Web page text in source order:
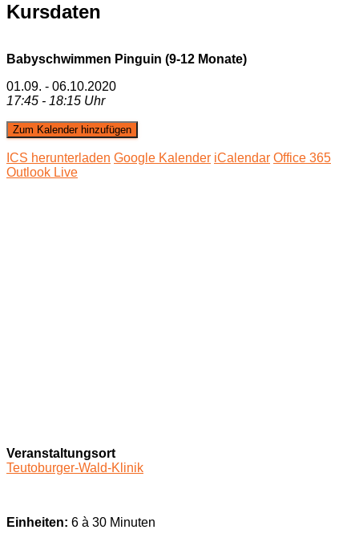
Kursdaten
Babyschwimmen Pinguin (9-12 Monate)
01.09. - 06.10.2020
17:45 - 18:15 Uhr
Zum Kalender hinzufügen
ICS herunterladen Google Kalender iCalendar Office 365
Outlook Live
Veranstaltungsort
Teutoburger-Wald-Klinik
Einheiten: 6 à 30 Minuten